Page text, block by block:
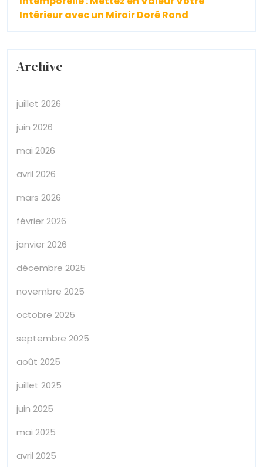
Intérieur avec un Miroir Doré Rond
Archive
juillet 2026
juin 2026
mai 2026
avril 2026
mars 2026
février 2026
janvier 2026
décembre 2025
novembre 2025
octobre 2025
septembre 2025
août 2025
juillet 2025
juin 2025
mai 2025
avril 2025